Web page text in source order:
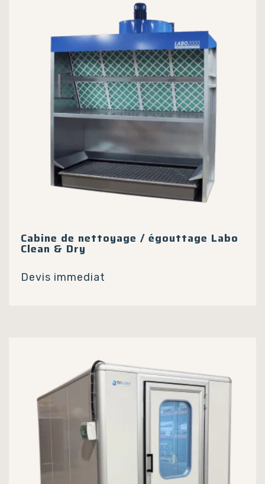
options
peuvent
être
choisies
sur
la
page
du
produit
Cabine de nettoyage / égouttage Labo
Clean & Dry
Devis immediat